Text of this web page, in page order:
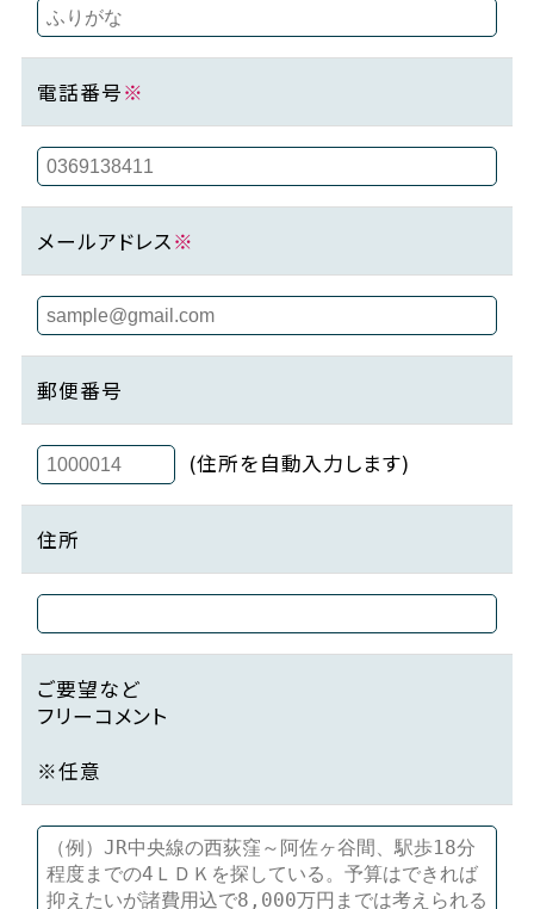
電話番号※
メールアドレス※
郵便番号
(住所を自動入力します)
住所
ご要望など
フリーコメント
※任意